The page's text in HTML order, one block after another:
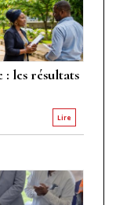
: les résultats
Lire